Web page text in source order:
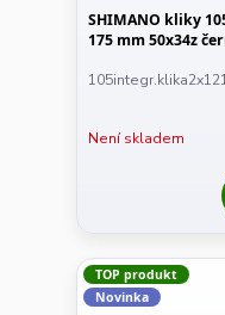
SHIMANO kliky
175 mm 50x34z
Není skladem
TOP produkt
Novinka